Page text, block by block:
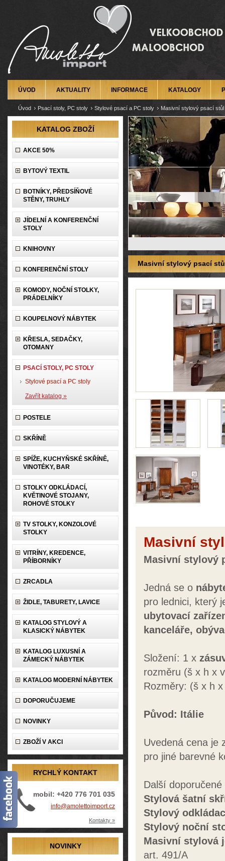
ÚVOD AKTUALITY INFORMACE KATALOGY
Úvod Psací stoly, PC stoly Stylové psací a PC stoly Masivní stylový psací stůl
KATALOG ZBOŽÍ
AKCE 50%
BYTOVÝ TEXTIL
BOTNÍKY, PŘEDSÍŇOVÉ
STĚNY, TRUHLY
JÍDELNÍ A KONFERENČNÍ
STOLY
KNIHOVNY
KONFERENČNÍ STOLY
KOMODY, NOČNÍ STOLKY,
PRÁDELNÍKY
KOUPELNOVÝ NÁBYTEK
KŘESLA, SEDAČKY,
OTOMANY
PSACÍ STOLY, PC STOLY
Stylové psací a PC stoly
Zavřít katalog »
POSTELE
SKŘÍNĚ
SPÍŽE, KUCHYŇSKÉ SKŘÍNĚ,
VINOTÉKY, BAR
STOLKY ODKLÁDACÍ,
KVĚTINOVÉ STOJANY,
ROHOVÉ STOLKY
TV STOLKY, KONZOLOVÉ
STOLKY
VITRÍNY, KREDENCE,
PŘÍBORNÍKY
ZRCADLA
ŽIDLE, TABURETY, LAVICE
KATALOG STYLOVÝ A
KLASICKÝ NÁBYTEK
KATALOG LUXUSNÍ A
ZÁMECKÝ NÁBYTEK
KATALOG MODERNÍ NÁBYTEK
DOPORUČUJEME
NOVINKY
ZBOŽÍ V AKCI
RYCHLÝ KONTAKT
mobil: +420 776 701 035
info@amolettoimport.cz
Kontakty »
NOVINKY
Masivní stylový psací
Masivní
Masivní stylový
Jedná se o
pro lednici, který
ubytovací
kanceláře,
Složení: 1 x
rozměru (š x h x
Rozměry: (š x h
Původ: Itálie
Uvedená cena je
pro jiné barevné
Další
Stylová šatní
Stylový
Stylový noční
Masivní stylová
art. 491/A